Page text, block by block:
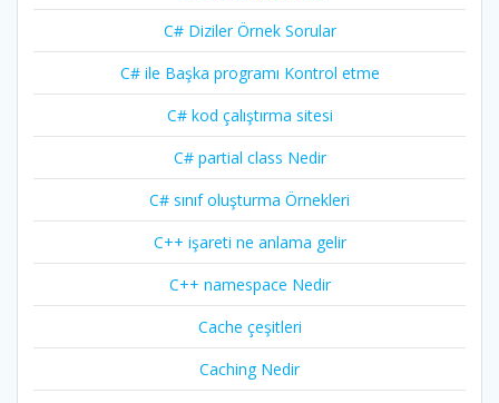
C# Diziler Örnek Sorular
C# ile Başka programı Kontrol etme
C# kod çalıştırma sitesi
C# partial class Nedir
C# sınıf oluşturma Örnekleri
C++ işareti ne anlama gelir
C++ namespace Nedir
Cache çeşitleri
Caching Nedir